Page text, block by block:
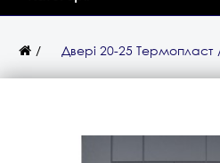
Двері 20-25 Термопласт